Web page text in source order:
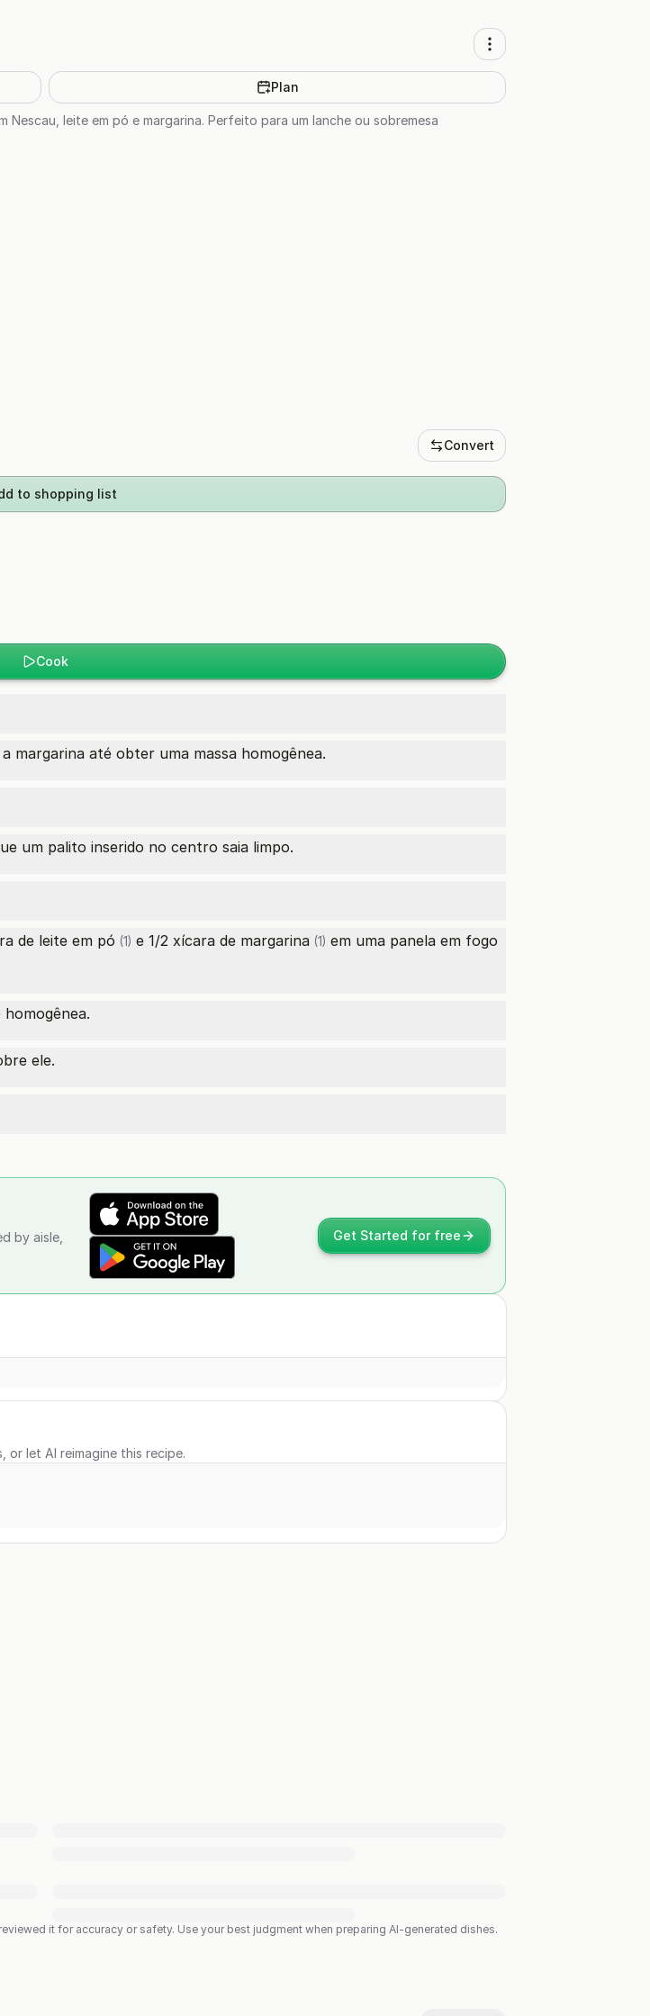
Plan
leite em pó e margarina. Perfeito para um lanche ou sobremesa
Convert
to shopping list
Cook
margarina até obter uma massa homogênea.
um palito inserido no centro saia limpo.
de leite em pó (1) e 1/2 xícara de margarina (1) em uma panela em fogo
ele.
by aisle,
Get Started for free
or let AI reimagine this recipe.
it for accuracy or safety. Use your best judgment when preparing AI-generated dishes.